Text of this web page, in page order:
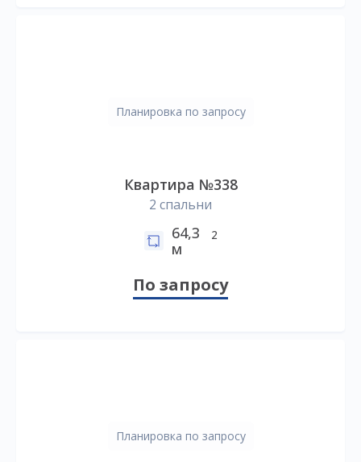
Планировка по запросу
Квартира №338
2 спальни
64,3
м
2
По запросу
Планировка по запросу